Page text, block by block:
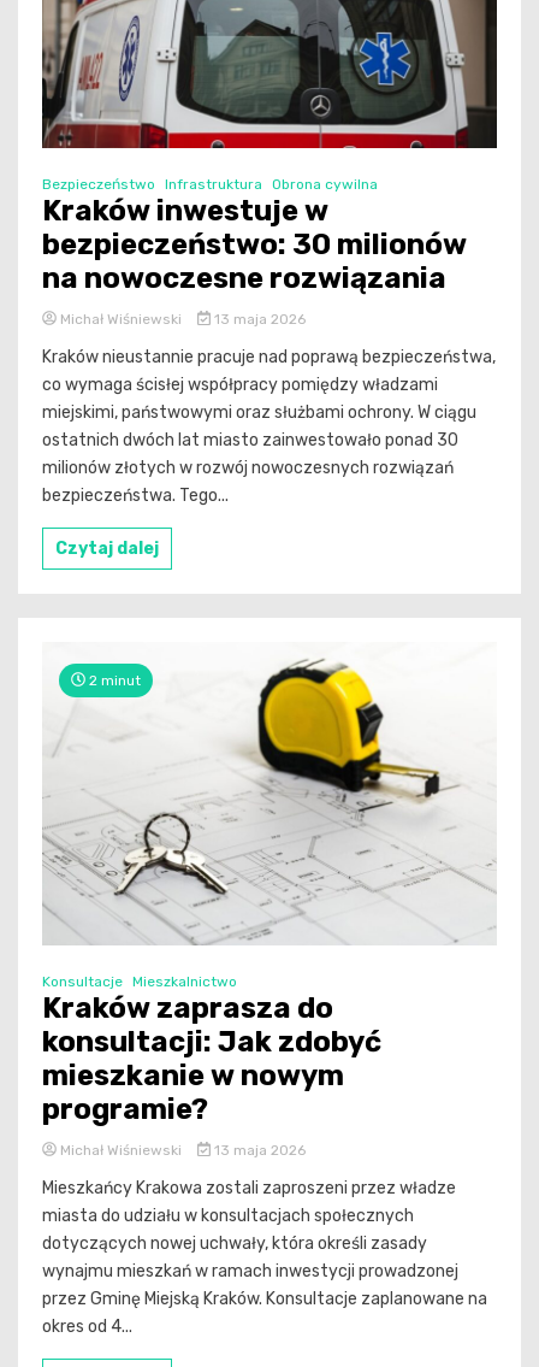
Bezpieczeństwo Infrastruktura Obrona cywilna
Kraków inwestuje w
bezpieczeństwo: 30 milionów
na nowoczesne rozwiązania
Michał Wiśniewski 13 maja 2026
Kraków nieustannie pracuje nad poprawą bezpieczeństwa,
co wymaga ścisłej współpracy pomiędzy władzami
miejskimi, państwowymi oraz służbami ochrony. W ciągu
ostatnich dwóch lat miasto zainwestowało ponad 30
milionów złotych w rozwój nowoczesnych rozwiązań
bezpieczeństwa. Tego...
Czytaj dalej
2 minut
Konsultacje Mieszkalnictwo
Kraków zaprasza do
konsultacji: Jak zdobyć
mieszkanie w nowym
programie?
Michał Wiśniewski 13 maja 2026
Mieszkańcy Krakowa zostali zaproszeni przez władze
miasta do udziału w konsultacjach społecznych
dotyczących nowej uchwały, która określi zasady
wynajmu mieszkań w ramach inwestycji prowadzonej
przez Gminę Miejską Kraków. Konsultacje zaplanowane na
okres od 4...